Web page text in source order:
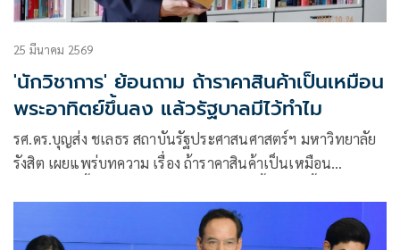
25 มีนาคม 2569
'นักวิชาการ' ย้อนถาม ถ้าราคาสินค้าเป็นเหมือน
พระอาทิตย์ขึ้นลง แล้วรัฐบาลมีไว้ทำไม
รศ.ดร.บุญส่ง ชเลธร สถาบันรัฐประศาสนศาสตร์ฯ มหาวิทยาลัย
รังสิต เผยแพร่บทความ เรื่อง ถ้าราคาสินค้าเป็นเหมือน